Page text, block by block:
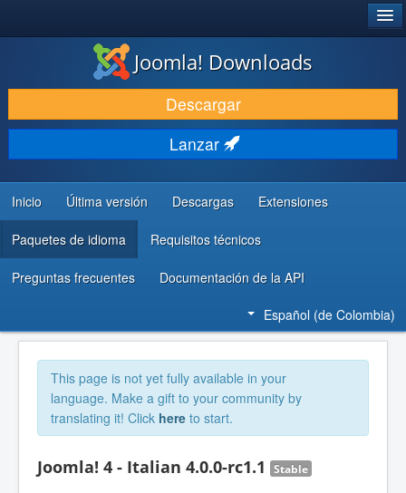
DESCARGAR
DESCUBRE Y APRENDE
COMUNIDAD Y AYUDA
RECURSOS PARA DESARROLLADORES
Joomla! Downloads
Descargar
Lanzar
Inicio Última versión Descargas Extensiones
Paquetes de idioma Requisitos técnicos
Preguntas frecuentes Documentación de la API
Español (de Colombia)
This page is not yet fully available in your
language. Make a gift to your community by
translating it! Click here to start.
Joomla! 4 - Italian 4.0.0-rc1.1 Stable